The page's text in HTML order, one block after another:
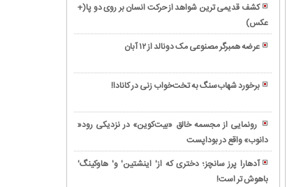
کشف قدیمی ترین شواهد از حرکت انسان بر روی دو پا(+
عکس)
عرضه همبرگر مصنوعی مک دونالد از ۱۲ آبان
برخورد شهاب‌سنگ به تخت‌خواب زنی در کانادا!
رونمایی از مجسمه خالق «بیت‌کوین» در نزدیکی رود«
دانوب» واقع در بوداپست
آدهارا پرز سانچز؛ دختری که از' اینشتین' و' هاوکینگ'
باهوش تر است!